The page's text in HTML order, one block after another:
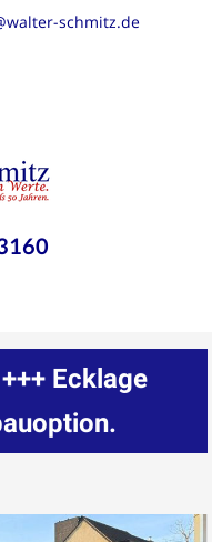
schmitz.de
Ecklage